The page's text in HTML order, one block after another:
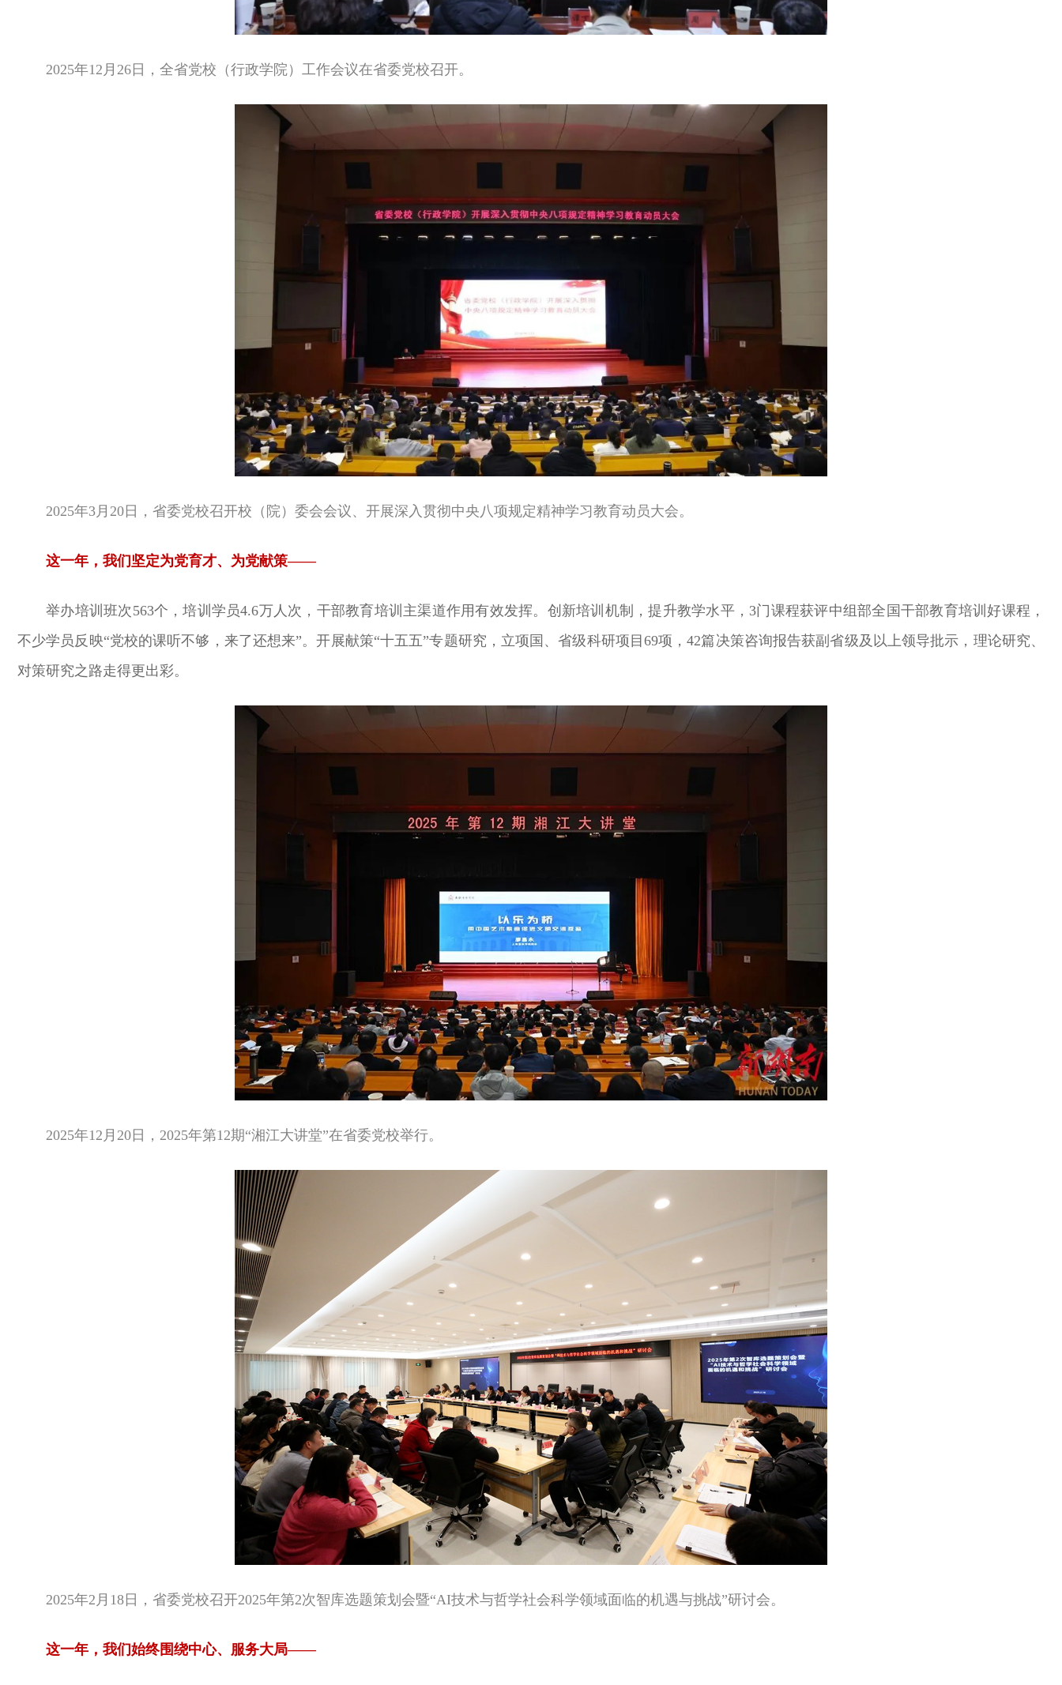
2025年12月26日，全省党校（行政学院）工作会议在省委党校召开。
2025年3月20日，省委党校召开校（院）委会会议、开展深入贯彻中央八项规定精神学习教育动员大会。
这一年，我们坚定为党育才、为党献策——
举办培训班次563个，培训学员4.6万人次，干部教育培训主渠道作用有效发挥。创新培训机制，提升教学水平，3门课程获评中组部全国干部教育培训好课程，
不少学员反映“党校的课听不够，来了还想来”。开展献策“十五五”专题研究，立项国、省级科研项目69项，42篇决策咨询报告获副省级及以上领导批示，理论研究、
对策研究之路走得更出彩。
2025年12月20日，2025年第12期“湘江大讲堂”在省委党校举行。
2025年2月18日，省委党校召开2025年第2次智库选题策划会暨“AI技术与哲学社会科学领域面临的机遇与挑战”研讨会。
这一年，我们始终围绕中心、服务大局——